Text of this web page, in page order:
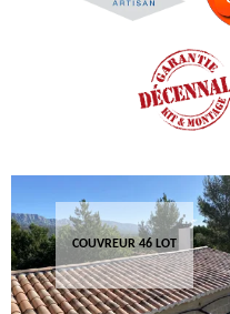
COUVREUR 46 LOT